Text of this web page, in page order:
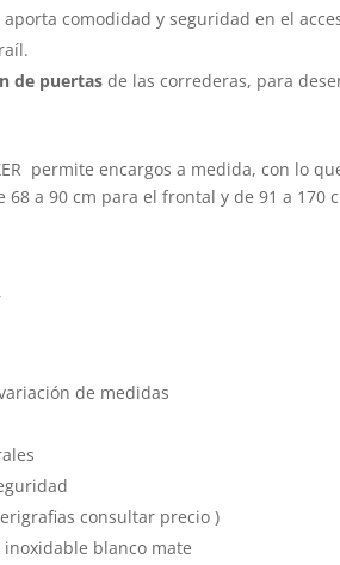
aporta comodidad y seguridad en el
de puertas de las correderas, para
permite encargos a medida, con lo
68 a 90 cm para el frontal y de 91 a
de medidas
consultar precio )
inoxidable blanco mate